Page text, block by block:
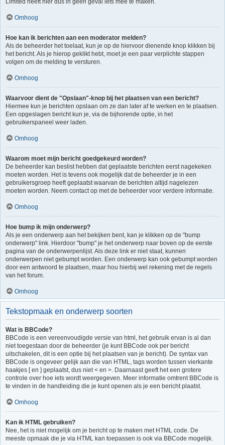
Limited heeft hier dus in geen geval iets mee te maken.
Omhoog
Hoe kan ik berichten aan een moderator melden?
Als de beheerder het toelaat, kun je op de hiervoor dienende knop klikken bij
het bericht. Als je hierop geklikt hebt, moet je een paar verplichte stappen
volgen om de melding te versturen.
Omhoog
Waarvoor dient de "Opslaan"-knop bij het plaatsen van een bericht?
Hiermee kun je berichten opslaan om ze dan later af te werken en te plaatsen.
Een opgeslagen bericht kun je, via de bijhorende optie, in het
gebruikerspaneel weer laden.
Omhoog
Waarom moet mijn bericht goedgekeurd worden?
De beheerder kan beslist hebben dat geplaatste berichten eerst nagekeken
moeten worden. Het is tevens ook mogelijk dat de beheerder je in een
gebruikersgroep heeft geplaatst waarvan de berichten altijd nagelezen
moeten worden. Neem contact op met de beheerder voor verdere informatie.
Omhoog
Hoe bump ik mijn onderwerp?
Als je een onderwerp aan het bekijken bent, kan je klikken op de "bump
onderwerp" link. Hierdoor "bump" je het onderwerp naar boven op de eerste
pagina van de onderwerpenlijst. Als deze link er niet staat, kunnen
onderwerpen niet gebumpt worden. Een onderwerp kan ook gebumpt worden
door een antwoord te plaatsen, maar hou hierbij wel rekening met de regels
van het forum.
Omhoog
Tekstopmaak en onderwerp soorten
Wat is BBCode?
BBCode is een vereenvoudigde versie van html, het gebruik ervan is al dan
niet toegestaan door de beheerder (je kunt BBCode ook per bericht
uitschakelen, dit is een optie bij het plaatsen van je bericht). De syntax van
BBCode is ongeveer gelijk aan die van HTML, tags worden tussen vierkante
haakjes [ en ] geplaatst, dus niet < en >. Daarnaast geeft het een grotere
controle over hoe iets wordt weergegeven. Meer informatie omtrent BBCode is
te vinden in de handleiding die je kunt openen als je een bericht plaatst.
Omhoog
Kan ik HTML gebruiken?
Nee, het is niet mogelijk om je bericht op te maken met HTML code. De
meeste opmaak die je via HTML kan toepassen is ook via BBCode mogelijk.